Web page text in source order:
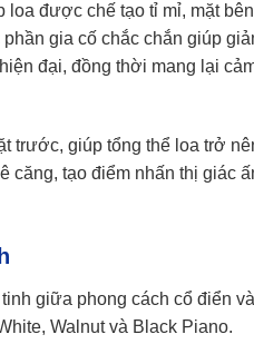
được chế tạo tỉ mỉ, mặt
gia cố chắc chắn giúp
đại, đồng thời mang lại
trước, giúp tổng thể loa trở
căng, tạo điểm nhấn thị giác
giữa phong cách cổ điển
Walnut và Black Piano.